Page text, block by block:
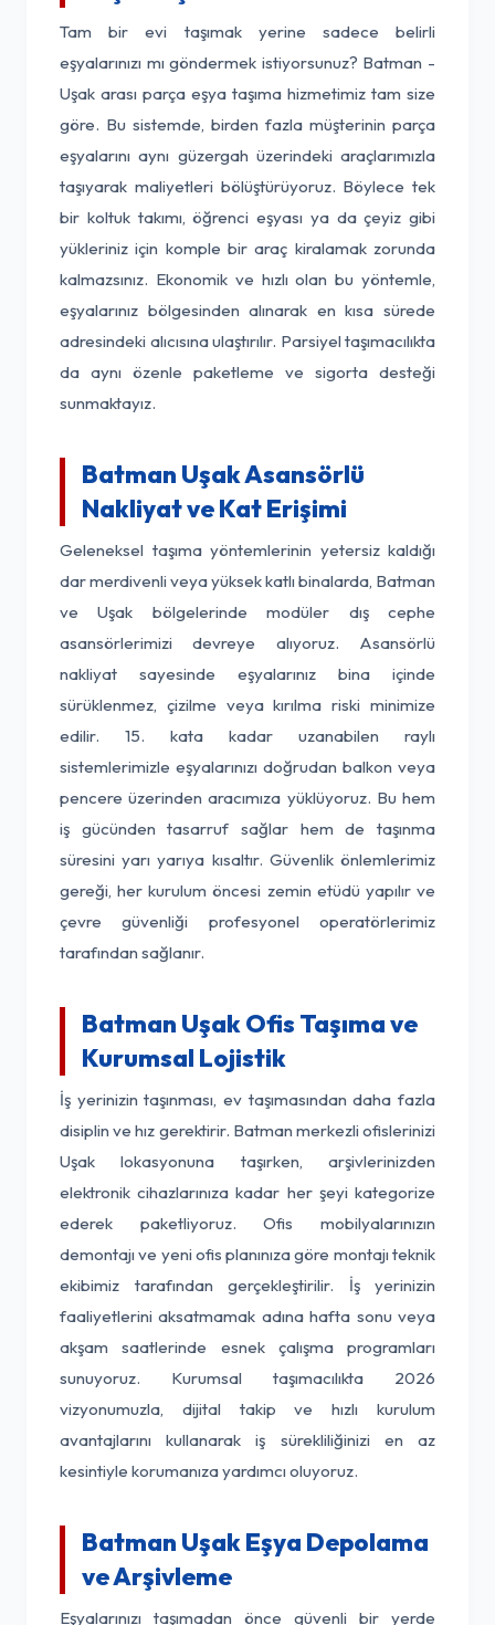
Tam bir evi taşımak yerine sadece belirli
eşyalarınızı mı göndermek istiyorsunuz? Batman -
Uşak arası parça eşya taşıma hizmetimiz tam size
göre. Bu sistemde, birden fazla müşterinin parça
eşyalarını aynı güzergah üzerindeki araçlarımızla
taşıyarak maliyetleri bölüştürüyoruz. Böylece tek
bir koltuk takımı, öğrenci eşyası ya da çeyiz gibi
yükleriniz için komple bir araç kiralamak zorunda
kalmazsınız. Ekonomik ve hızlı olan bu yöntemle,
eşyalarınız bölgesinden alınarak en kısa sürede
adresindeki alıcısına ulaştırılır. Parsiyel taşımacılıkta
da aynı özenle paketleme ve sigorta desteği
sunmaktayız.
Batman Uşak Asansörlü
Nakliyat ve Kat Erişimi
Geleneksel taşıma yöntemlerinin yetersiz kaldığı
dar merdivenli veya yüksek katlı binalarda, Batman
ve Uşak bölgelerinde modüler dış cephe
asansörlerimizi devreye alıyoruz. Asansörlü
nakliyat sayesinde eşyalarınız bina içinde
sürüklenmez, çizilme veya kırılma riski minimize
edilir. 15. kata kadar uzanabilen raylı
sistemlerimizle eşyalarınızı doğrudan balkon veya
pencere üzerinden aracımıza yüklüyoruz. Bu hem
iş gücünden tasarruf sağlar hem de taşınma
süresini yarı yarıya kısaltır. Güvenlik önlemlerimiz
gereği, her kurulum öncesi zemin etüdü yapılır ve
çevre güvenliği profesyonel operatörlerimiz
tarafından sağlanır.
Batman Uşak Ofis Taşıma ve
Kurumsal Lojistik
İş yerinizin taşınması, ev taşımasından daha fazla
disiplin ve hız gerektirir. Batman merkezli ofislerinizi
Uşak lokasyonuna taşırken, arşivlerinizden
elektronik cihazlarınıza kadar her şeyi kategorize
ederek paketliyoruz. Ofis mobilyalarınızın
demontajı ve yeni ofis planınıza göre montajı teknik
ekibimiz tarafından gerçekleştirilir. İş yerinizin
faaliyetlerini aksatmamak adına hafta sonu veya
akşam saatlerinde esnek çalışma programları
sunuyoruz. Kurumsal taşımacılıkta 2026
vizyonumuzla, dijital takip ve hızlı kurulum
avantajlarını kullanarak iş sürekliliğinizi en az
kesintiyle korumanıza yardımcı oluyoruz.
Batman Uşak Eşya Depolama
ve Arşivleme
Eşyalarınızı taşımadan önce güvenli bir yerde